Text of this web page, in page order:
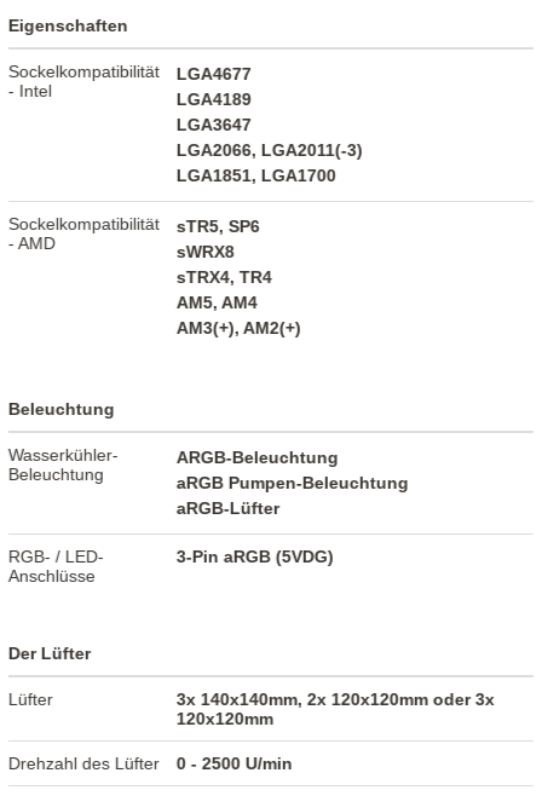
Eigenschaften
Sockelkompatibilität
- Intel
LGA4677
LGA4189
LGA3647
LGA2066, LGA2011(-3)
LGA1851, LGA1700
Sockelkompatibilität
- AMD
sTR5, SP6
sWRX8
sTRX4, TR4
AM5, AM4
AM3(+), AM2(+)
Beleuchtung
Wasserkühler-
Beleuchtung
ARGB-Beleuchtung
aRGB Pumpen-Beleuchtung
aRGB-Lüfter
RGB- / LED-
Anschlüsse
3-Pin aRGB (5VDG)
Der Lüfter
Lüfter
3x 140x140mm, 2x 120x120mm oder 3x
120x120mm
Drehzahl des Lüfter 0 - 2500 U/min